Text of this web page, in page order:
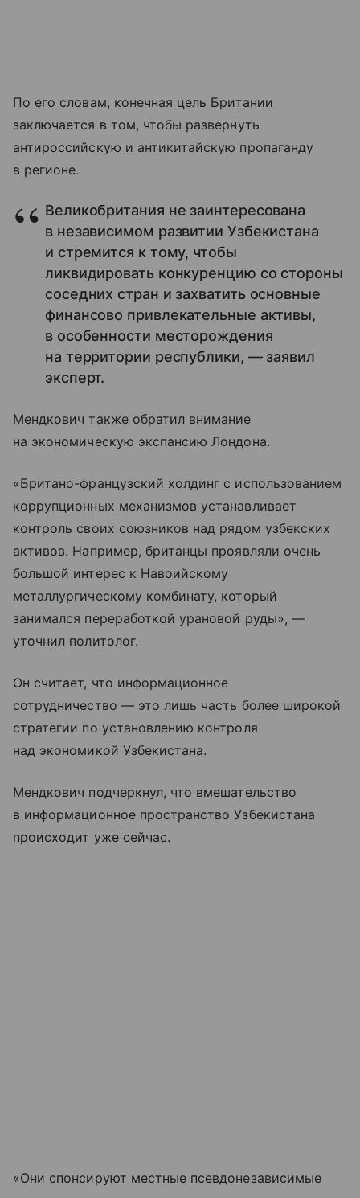
По его словам, конечная цель Британии
заключается в том, чтобы развернуть
антироссийскую и антикитайскую пропаганду
в регионе.
Великобритания не заинтересована
в независимом развитии Узбекистана
и стремится к тому, чтобы
ликвидировать конкуренцию со стороны
соседних стран и захватить основные
финансово привлекательные активы,
в особенности месторождения
на территории республики, — заявил
эксперт.
Мендкович также обратил внимание
на экономическую экспансию Лондона.
«Британо-французский холдинг с использованием
коррупционных механизмов устанавливает
контроль своих союзников над рядом узбекских
активов. Например, британцы проявляли очень
большой интерес к Навоийскому
металлургическому комбинату, который
занимался переработкой урановой руды», —
уточнил политолог.
Он считает, что информационное
сотрудничество — это лишь часть более широкой
стратегии по установлению контроля
над экономикой Узбекистана.
Мендкович подчеркнул, что вмешательство
в информационное пространство Узбекистана
происходит уже сейчас.
«Они спонсируют местные псевдонезависимые